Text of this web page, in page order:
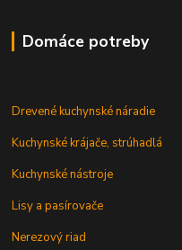
Domáce potreby
Drevené kuchynské náradie
Kuchynské krájače, strúhadlá
Kuchynské nástroje
Lisy a pasírovače
Nerezový riad